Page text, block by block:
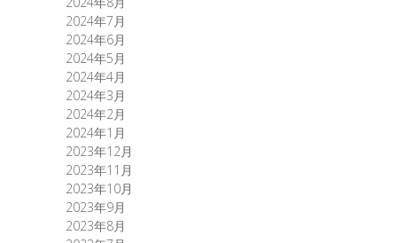
2024年7月
2024年6月
2024年5月
2024年4月
2024年3月
2024年2月
2024年1月
2023年12月
2023年11月
2023年10月
2023年9月
2023年8月